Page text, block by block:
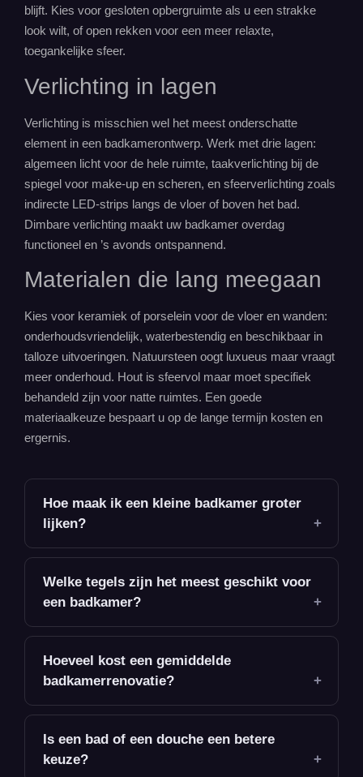
blijft. Kies voor gesloten opbergruimte als u een strakke
look wilt, of open rekken voor een meer relaxte,
toegankelijke sfeer.
Verlichting in lagen
Verlichting is misschien wel het meest onderschatte
element in een badkamerontwerp. Werk met drie lagen:
algemeen licht voor de hele ruimte, taakverlichting bij de
spiegel voor make-up en scheren, en sfeerverlichting zoals
indirecte LED-strips langs de vloer of boven het bad.
Dimbare verlichting maakt uw badkamer overdag
functioneel en ’s avonds ontspannend.
Materialen die lang meegaan
Kies voor keramiek of porselein voor de vloer en wanden:
onderhoudsvriendelijk, waterbestendig en beschikbaar in
talloze uitvoeringen. Natuursteen oogt luxueus maar vraagt
meer onderhoud. Hout is sfeervol maar moet specifiek
behandeld zijn voor natte ruimtes. Een goede
materiaalkeuze bespaart u op de lange termijn kosten en
ergernis.
Hoe maak ik een kleine badkamer groter
lijken?
Welke tegels zijn het meest geschikt voor
een badkamer?
Hoeveel kost een gemiddelde
badkamerrenovatie?
Is een bad of een douche een betere
keuze?